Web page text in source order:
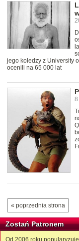
jego koledzy z University
ocenili na 65 000 lat
8
« poprzednia strona
Zostań Patronem
Od 2006 roku